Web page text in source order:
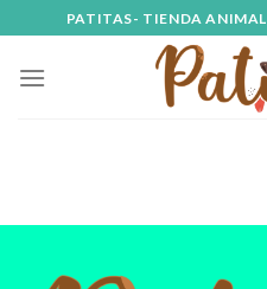
to
content
PATITAS- TIENDA